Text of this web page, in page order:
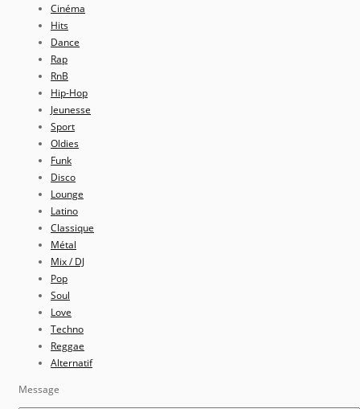
Cinéma
Hits
Dance
Rap
RnB
Hip-Hop
Jeunesse
Sport
Oldies
Funk
Disco
Lounge
Latino
Classique
Métal
Mix / DJ
Pop
Soul
Love
Techno
Reggae
Alternatif
Message